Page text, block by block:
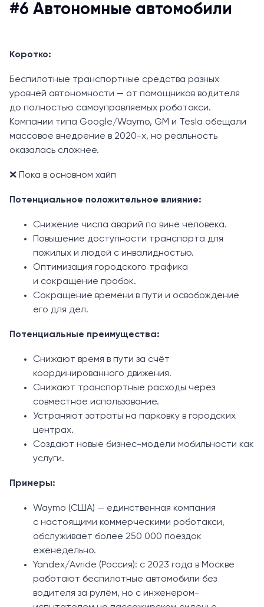
#6 Автономные автомобили
Коротко:
Беспилотные транспортные средства разных
уровней автономности — от помощников водителя
до полностью самоуправляемых роботакси.
Компании типа Google/Waymo, GM и Tesla обещали
массовое внедрение в 2020-х, но реальность
оказалась сложнее.
❌ Пока в основном хайп
Потенциальное положительное влияние:
Снижение числа аварий по вине человека.
Повышение доступности транспорта для
пожилых и людей с инвалидностью.
Оптимизация городского трафика
и сокращение пробок.
Сокращение времени в пути и освобождение
его для дел.
Потенциальные преимущества:
Снижают время в пути за счёт
координированного движения.
Снижают транспортные расходы через
совместное использование.
Устраняют затраты на парковку в городских
центрах.
Создают новые бизнес-модели мобильности как
услуги.
Примеры:
Waymo (США) — единственная компания
с настоящими коммерческими роботакси,
обслуживает более 250 000 поездок
еженедельно.
Yandex/Avride (Россия): с 2023 года в Москве
работают беспилотные автомобили без
водителя за рулём, но с инженером-